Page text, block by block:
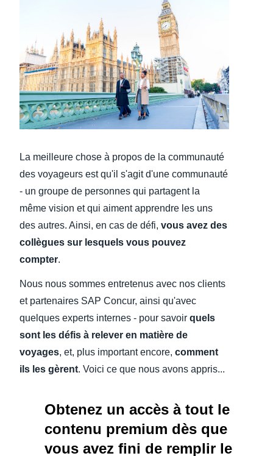
Sweden (English)
Denmark (English)
Finland (English)
Belgium (English)
España (Español)
La meilleure chose à propos de la communauté
des voyageurs est qu'il s'agit d'une communauté
- un groupe de personnes qui partagent la
même vision et qui aiment apprendre les uns
des autres. Ainsi, en cas de défi, vous avez des
collègues sur lesquels vous pouvez
compter.
Nous nous sommes entretenus avec nos clients
et partenaires SAP Concur, ainsi qu'avec
quelques experts internes - pour savoir quels
sont les défis à relever en matière de
voyages, et, plus important encore, comment
ils les gèrent. Voici ce que nous avons appris...
Obtenez un accès à tout le
contenu premium dès que
vous avez fini de remplir le